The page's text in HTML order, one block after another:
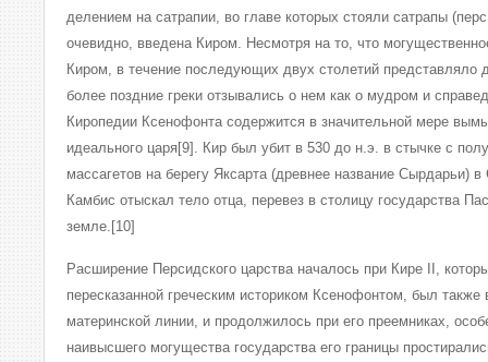
делением на сатрапии, во главе которых стояли сатрапы
очевидно, введена Киром. Несмотря на то, что
Киром, в течение последующих двух столетий представляло
более поздние греки отзывались о нем как о мудром и
Киропедии Ксенофонта содержится в значительной мере
идеального царя[9]. Кир был убит в 530 до н.э. в стычке с
массагетов на берегу Яксарта (древнее название Сырдарьи)
Камбис отыскал тело отца, перевез в столицу государства
земле.[10]
Расширение Персидского царства началось при Кире II,
пересказанной греческим историком Ксенофонтом, был
материнской линии, и продолжилось при его преемниках,
наивысшего могущества государства его границы